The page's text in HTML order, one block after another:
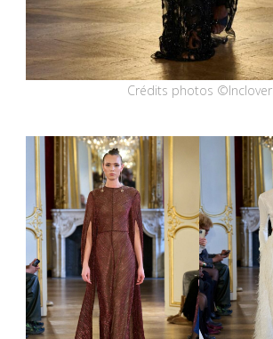
Crédits photos ©Inclover